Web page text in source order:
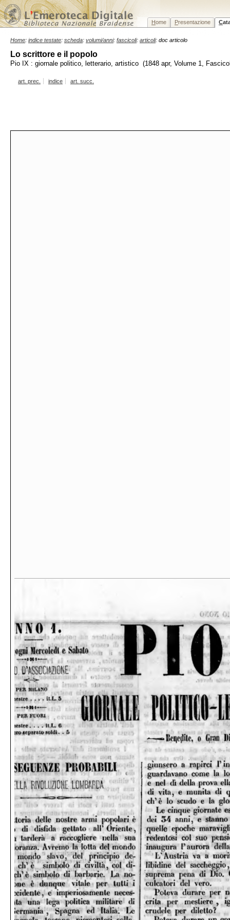
Home Presentazione C
Home: indice testate: scheda: volumi/anni: fascicoli: articoli: doc articolo
Lo scrittore e il popolo
Pio IX : giornale politico, letterario, artistico (1848 apr, Volume 1,
art. prec. indice art. succ.